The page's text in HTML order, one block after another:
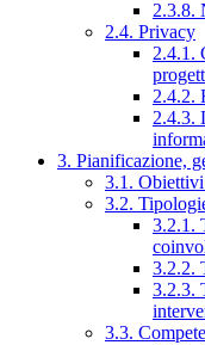
2.3.8.
2.4. Privacy
2.4.1.
2.4.2.
2.4.3.
3. Pianificazione,
3.1.
3.2.
3.2.1.
3.2.2.
3.2.3.
3.3.